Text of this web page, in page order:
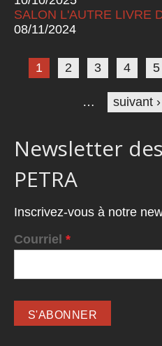
SALON L'AUTRE LIVRE
08/11/2024
Pages
1 2 3 4 5
… suivant ›
Newsletter
PETRA
Inscrivez-vous à notre
Courriel *